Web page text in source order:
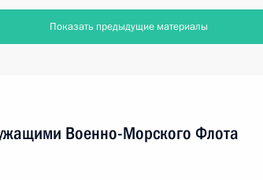
Показать предыдущие материалы
Военно-Морского Флота